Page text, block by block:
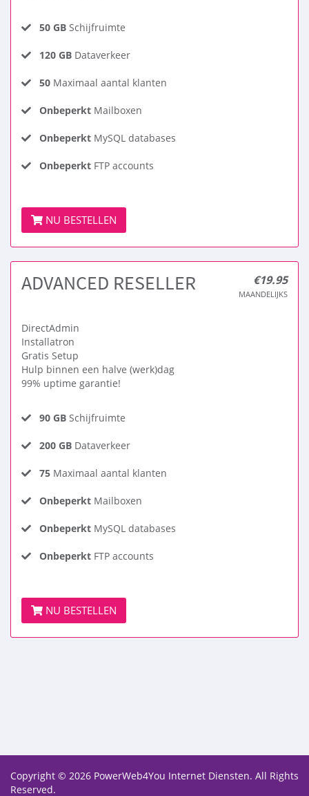
50 GB Schijfruimte
120 GB Dataverkeer
50 Maximaal aantal klanten
Onbeperkt Mailboxen
Onbeperkt MySQL databases
Onbeperkt FTP accounts
NU BESTELLEN
ADVANCED RESELLER €19.95
MAANDELIJKS
DirectAdmin
Installatron
Gratis Setup
Hulp binnen een halve (werk)dag
99% uptime garantie!
90 GB Schijfruimte
200 GB Dataverkeer
75 Maximaal aantal klanten
Onbeperkt Mailboxen
Onbeperkt MySQL databases
Onbeperkt FTP accounts
NU BESTELLEN
Copyright © 2026 PowerWeb4You Internet Diensten. All Rights
Reserved.